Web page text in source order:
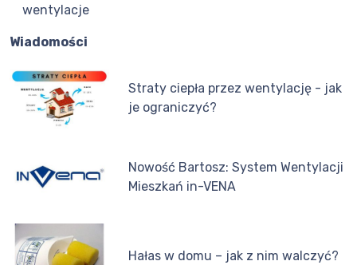
wentylacje
Wiadomości
Straty ciepła przez wentylację - jak
je ograniczyć?
Nowość Bartosz: System Wentylacji
Mieszkań in-VENA
Hałas w domu – jak z nim walczyć?